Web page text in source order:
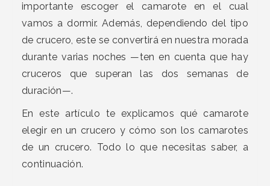
importante escoger el camarote en el cual
vamos a dormir. Además, dependiendo del tipo
de crucero, este se convertirá en nuestra morada
durante varias noches —ten en cuenta que hay
cruceros que superan las dos semanas de
duración—.
En este artículo te explicamos qué camarote
elegir en un crucero y cómo son los camarotes
de un crucero. Todo lo que necesitas saber, a
continuación.